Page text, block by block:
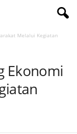
Melalui Kegiatan
Ekonomi